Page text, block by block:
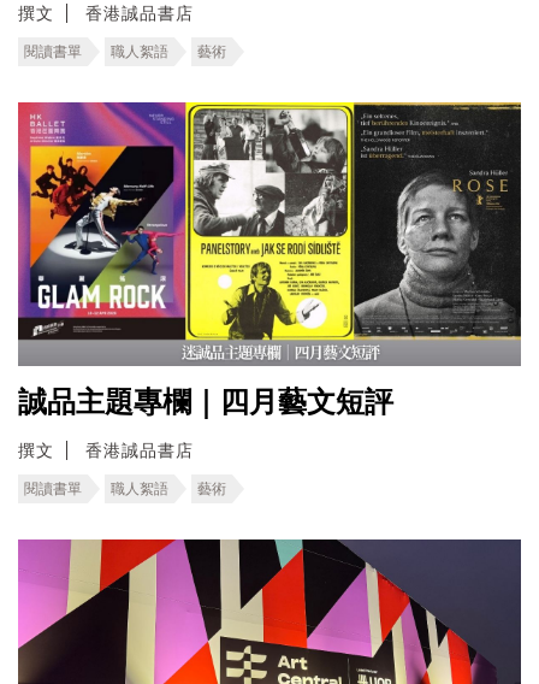
撰文 香港誠品書店
閱讀書單 職人絮語 藝術
誠品主題專欄｜四月藝文短評
撰文 香港誠品書店
閱讀書單 職人絮語 藝術